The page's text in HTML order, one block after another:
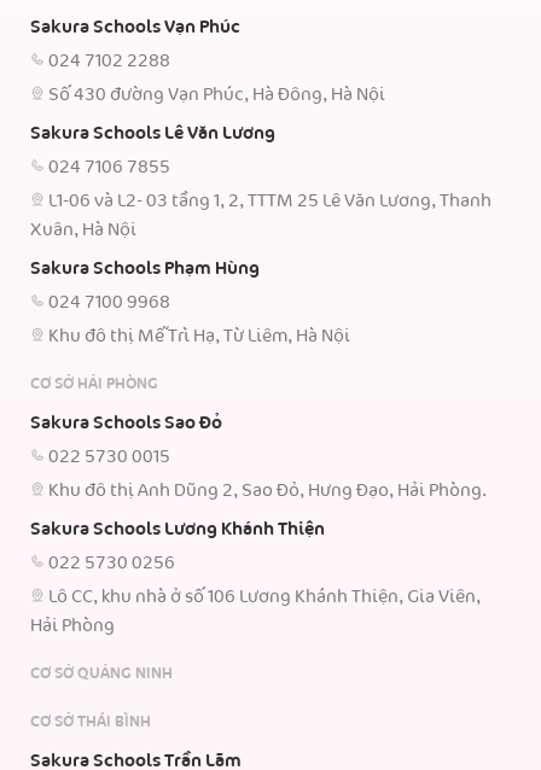
Sakura Schools Vạn Phúc
024 7102 2288
Số 430 đường Vạn Phúc, Hà Đông, Hà Nội
Sakura Schools Lê Văn Lương
024 7106 7855
L1-06 và L2- 03 tầng 1, 2, TTTM 25 Lê Văn Lương, Thanh
Xuân, Hà Nội
Sakura Schools Phạm Hùng
024 7100 9968
Khu đô thị Mễ Trì Hạ, Từ Liêm, Hà Nội
CƠ SỞ HẢI PHÒNG
Sakura Schools Sao Đỏ
022 5730 0015
Khu đô thị Anh Dũng 2, Sao Đỏ, Hưng Đạo, Hải Phòng.
Sakura Schools Lương Khánh Thiện
022 5730 0256
Lô CC, khu nhà ở số 106 Lương Khánh Thiện, Gia Viên,
Hải Phòng
CƠ SỞ QUẢNG NINH
CƠ SỞ THÁI BÌNH
Sakura Schools Trần Lãm